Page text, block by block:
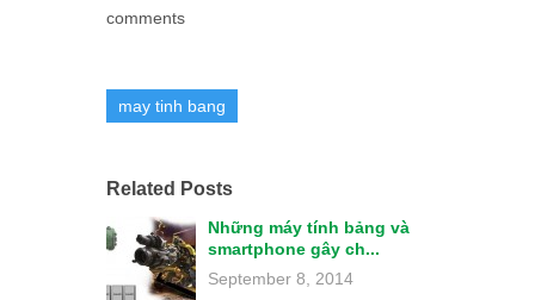
comments
may tinh bang
Related Posts
Những máy tính bảng và
smartphone gây ch...
September 8, 2014